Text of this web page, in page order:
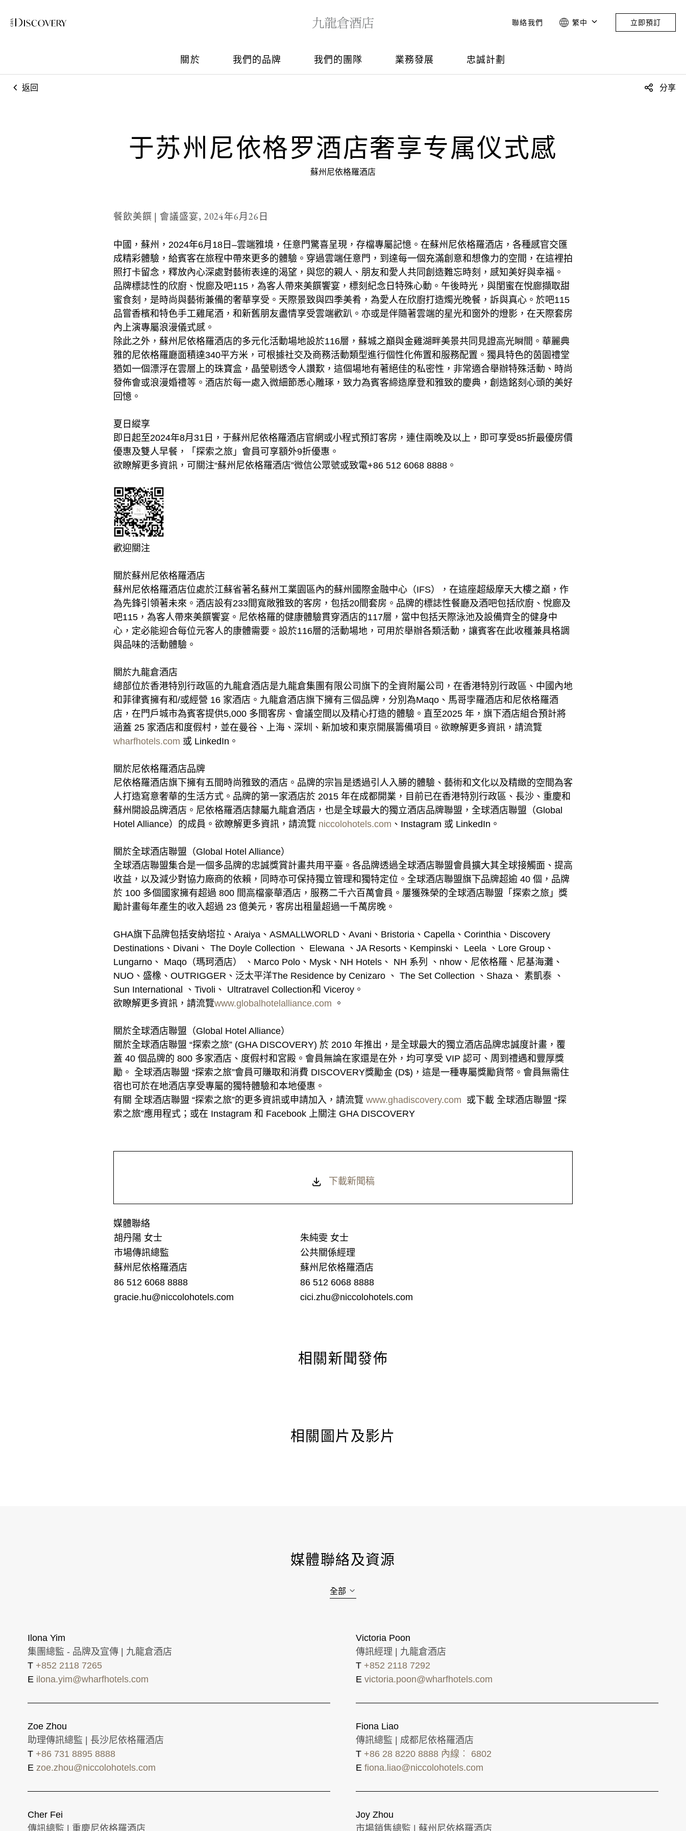
聯絡我們 繁中 立即預訂
關於 我們的品牌 我們的團隊 業務發展 忠誠計劃
返回 分享
于苏州尼依格罗酒店奢享专属仪式感
蘇州尼依格羅酒店
餐飲美饌 | 會議盛宴, 2024年6月26日
中國，蘇州，2024年6月18日–雲端雅境，任意門驚喜呈現，存檔專屬記憶。在蘇州尼依格羅酒店，各種感官交匯
成精彩體驗，給賓客在旅程中帶來更多的體驗。穿過雲端任意門，到達每一個充滿創意和想像力的空間，在這裡拍
照打卡留念，釋放內心深處對藝術表達的渴望，與您的親人、朋友和愛人共同創造難忘時刻，感知美好與幸福。
品牌標誌性的欣廚、悅廊及吧115，為客人帶來美饌饗宴，標刻紀念日特殊心動。午後時光，與閨蜜在悅廊擷取甜
蜜食刻，是時尚與藝術兼備的奢華享受。天際景致與四季美肴，為愛人在欣廚打造燭光晚餐，訴與真心。於吧115
品嘗香檳和特色手工雞尾酒，和新舊朋友盡情享受雲端歡趴。亦或是伴隨著雲端的星光和窗外的燈影，在天際套房
內上演專屬浪漫儀式感。
除此之外，蘇州尼依格羅酒店的多元化活動場地設於116層，蘇城之巔與金雞湖畔美景共同見證高光瞬間。華麗典
雅的尼依格羅廳面積達340平方米，可根據社交及商務活動類型進行個性化佈置和服務配置。獨具特色的茵園禮堂
猶如一個漂浮在雲層上的珠寶盒，晶瑩剔透令人讚歎，這個場地有著絕佳的私密性，非常適合舉辦特殊活動、時尚
發佈會或浪漫婚禮等。酒店於每一處入微細節悉心雕琢，致力為賓客締造摩登和雅致的慶典，創造銘刻心頭的美好
回憶。
夏日縱享
即日起至2024年8月31日，于蘇州尼依格羅酒店官網或小程式預訂客房，連住兩晚及以上，即可享受85折最優房價
優惠及雙人早餐，「探索之旅」會員可享額外9折優惠。
欲瞭解更多資訊，可關注“蘇州尼依格羅酒店”微信公眾號或致電+86 512 6068 8888。
歡迎關注
關於蘇州尼依格羅酒店
蘇州尼依格羅酒店位處於江蘇省著名蘇州工業園區內的蘇州國際金融中心（IFS），在這座超級摩天大樓之巔，作
為先鋒引領著未來。酒店設有233間寬敞雅致的客房，包括20間套房。品牌的標誌性餐廳及酒吧包括欣廚、悅廊及
吧115，為客人帶來美饌饗宴。尼依格羅的健康體驗貫穿酒店的117層，當中包括天際泳池及設備齊全的健身中
心，定必能迎合每位元客人的康體需要。設於116層的活動場地，可用於舉辦各類活動，讓賓客在此收穫兼具格調
與品味的活動體驗。
關於九龍倉酒店
總部位於香港特別行政區的九龍倉酒店是九龍倉集團有限公司旗下的全資附屬公司，在香港特別行政區、中國內地
和菲律賓擁有和/或經營 16 家酒店。九龍倉酒店旗下擁有三個品牌，分別為Maqo、馬哥孛羅酒店和尼依格羅酒
店，在門戶城市為賓客提供5,000 多間客房、會議空間以及精心打造的體驗。直至2025 年，旗下酒店組合預計將
涵蓋 25 家酒店和度假村，並在曼谷、上海、深圳、新加坡和東京開展籌備項目。欲瞭解更多資訊，請流覽
wharfhotels.com 或 LinkedIn。
關於尼依格羅酒店品牌
尼依格羅酒店旗下擁有五間時尚雅致的酒店。品牌的宗旨是透過引人入勝的體驗、藝術和文化以及精緻的空間為客
人打造寫意奢華的生活方式。品牌的第一家酒店於 2015 年在成都開業，目前已在香港特別行政區、長沙、重慶和
蘇州開設品牌酒店。尼依格羅酒店隸屬九龍倉酒店，也是全球最大的獨立酒店品牌聯盟，全球酒店聯盟（Global
Hotel Alliance）的成員。欲瞭解更多資訊，請流覽 niccolohotels.com 、Instagram 或 LinkedIn。
關於全球酒店聯盟（Global Hotel Alliance）
全球酒店聯盟集合是一個多品牌的忠誠獎賞計畫共用平臺。各品牌透過全球酒店聯盟會員擴大其全球接觸面、提高
收益，以及減少對協力廠商的依賴，同時亦可保持獨立管理和獨特定位。全球酒店聯盟旗下品牌超逾 40 個，品牌
於 100 多個國家擁有超過 800 間高檔豪華酒店，服務二千六百萬會員。屢獲殊榮的全球酒店聯盟「探索之旅」獎
勵計畫每年產生的收入超過 23 億美元，客房出租量超過一千萬房晚。
GHA旗下品牌包括安納塔拉、Araiya、ASMALLWORLD、Avani、Bristoria、Capella、Corinthia、Discovery
Destinations、Divani、 The Doyle Collection 、 Elewana 、JA Resorts、Kempinski、 Leela 、Lore Group、
Lungarno、 Maqo（瑪珂酒店） 、Marco Polo、Mysk、NH Hotels、 NH 系列 、nhow、尼依格羅、尼基海灘、
NUO、盛橡、OUTRIGGER、泛太平洋The Residence by Cenizaro 、 The Set Collection 、Shaza、 素凱泰 、
Sun International 、Tivoli、 Ultratravel Collection和 Viceroy。
欲瞭解更多資訊，請流覽www.globalhotelalliance.com 。
關於全球酒店聯盟（Global Hotel Alliance）
關於全球酒店聯盟 “探索之旅” (GHA DISCOVERY) 於 2010 年推出，是全球最大的獨立酒店品牌忠誠度計畫，覆
蓋 40 個品牌的 800 多家酒店、度假村和宮殿。會員無論在家還是在外，均可享受 VIP 認可、周到禮遇和豐厚獎
勵。 全球酒店聯盟 “探索之旅”會員可賺取和消費 DISCOVERY獎勵金 (D$)，這是一種專屬獎勵貨幣。會員無需住
宿也可於在地酒店享受專屬的獨特體驗和本地優惠。
有關 全球酒店聯盟 “探索之旅”的更多資訊或申請加入，請流覽www.ghadiscovery.com 或下載 全球酒店聯盟 “探
索之旅”應用程式；或在 Instagram 和 Facebook 上關注 GHA DISCOVERY
下載新聞稿
媒體聯絡
胡丹陽 女士
朱純雯 女士
市場傳訊總監
公共關係經理
蘇州尼依格羅酒店
蘇州尼依格羅酒店
86 512 6068 8888
86 512 6068 8888
gracie.hu@niccolohotels.com
cici.zhu@niccolohotels.com
相關新聞發佈
相關圖片及影片
媒體聯絡及資源
全部
Ilona Yim
集團總監 - 品牌及宣傳 | 九龍倉酒店
T +852 2118 7265
E ilona.yim@wharfhotels.com
Victoria Poon
傳訊經理 | 九龍倉酒店
T +852 2118 7292
E victoria.poon@wharfhotels.com
Zoe Zhou
助理傳訊總監 | 長沙尼依格羅酒店
T +86 731 8895 8888
E zoe.zhou@niccolohotels.com
Fiona Liao
傳訊總監 | 成都尼依格羅酒店
T +86 28 8220 8888 內線︰ 6802
E fiona.liao@niccolohotels.com
Cher Fei
傳訊總監 | 重慶尼依格羅酒店
Joy Zhou
市場銷售總監 | 蘇州尼依格羅酒店